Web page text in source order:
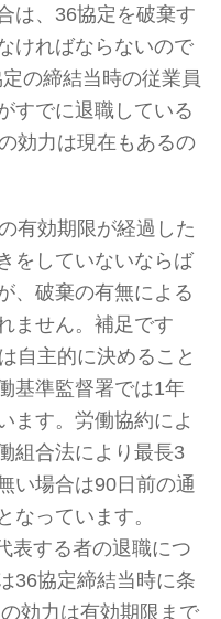
は、36協定を破棄す
ければならないので
の締結当時の従業員
すでに退職している
効力は現在もあるの
有効期限が経過した
をしていないならば
、破棄の有無による
ません。補足です
自主的に決めること
基準監督署では1年
ます。労働協約によ
組合法により最長3
い場合は90日前の通
なっています。
表する者の退職につ
36協定締結当時に条
効力は有効期限まで